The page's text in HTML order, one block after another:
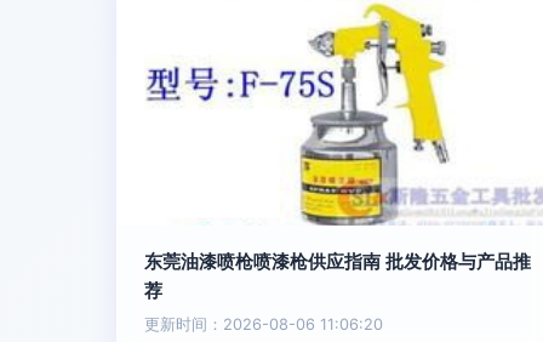
东莞油漆喷枪喷漆枪供应指南 批发价格与产品推
荐
更新时间：2026-08-06 11:06:20